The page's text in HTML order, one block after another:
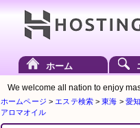
ホーム
We welcome all nation to enjoy
ホームページ > エステ検索>東海 > 愛知
アロマオイル